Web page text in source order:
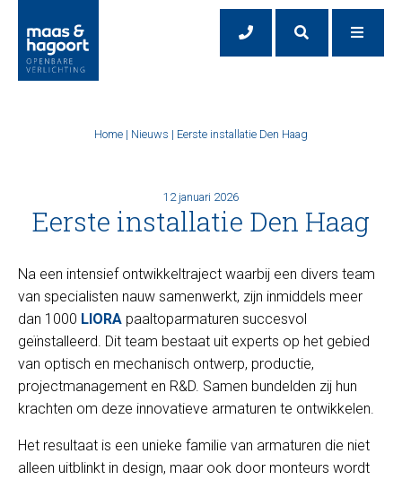
Home | Nieuws | Eerste installatie Den Haag
12 januari 2026
Eerste installatie Den Haag
Na een intensief ontwikkeltraject waarbij een divers team
van specialisten nauw samenwerkt, zijn inmiddels meer
dan 1000 LIORA paaltoparmaturen succesvol
geïnstalleerd. Dit team bestaat uit experts op het gebied
van optisch en mechanisch ontwerp, productie,
projectmanagement en R&D. Samen bundelden zij hun
krachten om deze innovatieve armaturen te ontwikkelen.
Het resultaat is een unieke familie van armaturen die niet
alleen uitblinkt in design, maar ook door monteurs wordt